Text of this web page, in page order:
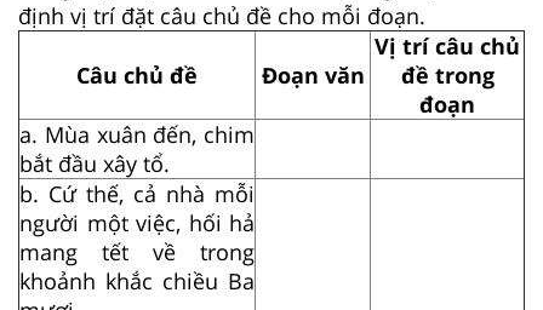
định vị trí đặt câu chủ đề cho mỗi đoạn.
Câu chủ đề Đoạn văn
Vị trí câu chủ
đề trong
đoạn
a. Mùa xuân đến, chim
bắt đầu xây tổ.
b. Cứ thế, cả nhà mỗi
người một việc, hối hả
mang tết về trong
khoảnh khắc chiều Ba